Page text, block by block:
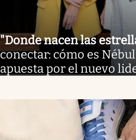
"Donde nacen las
conectar: cómo es
apuesta por el nuevo